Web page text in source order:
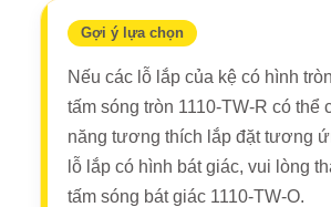
Gợi ý lựa chọn
Nếu các lỗ lắp của kệ có hình
tấm sóng tròn 1110-TW-R có thể
năng tương thích lắp đặt tương
lỗ lắp có hình bát giác, vui lòng
tấm sóng bát giác 1110-TW-O.